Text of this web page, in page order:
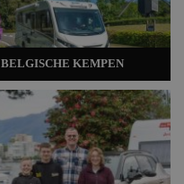
BELGISCHE KEMPEN